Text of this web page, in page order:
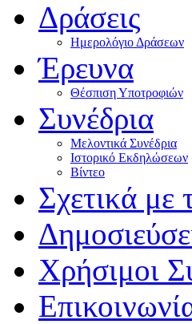
Δράσεις
Ημερολόγιο Δράσεων
Έρευνα
Θέσπιση Υποτροφιών
Συνέδρια
Μελοντικά Συνέδρια
Ιστορικό Εκδηλώσεων
Βίντεο
Σχετικά με
Χρήσιμοι